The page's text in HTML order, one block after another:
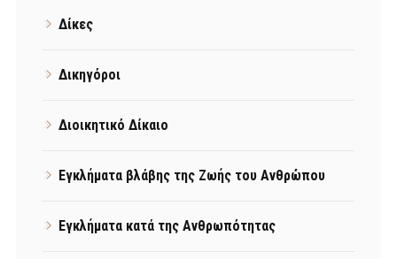
Δίκες
Δικηγόροι
Διοικητικό Δίκαιο
Εγκλήματα βλάβης της Ζωής του Ανθρώπου
Εγκλήματα κατά της Ανθρωπότητας